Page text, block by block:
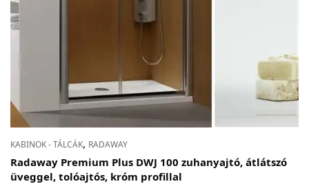
KABINOK - TÁLCÁK, RADAWAY
Radaway Premium Plus DWJ 100 zuhanyajtó, átlátszó
üveggel, tolóajtós, króm profillal
Adatvédelem
Garancia érvényesítése
Copyright © 2021Premium WordPress Themes. All rights reserved.